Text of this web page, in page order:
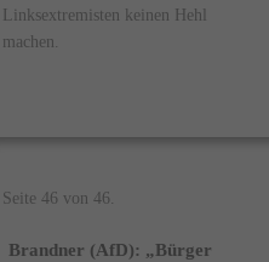
Linksextremisten keinen Hehl
machen.
Seite 46 von 46.
Brandner (AfD): „Bürger